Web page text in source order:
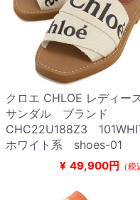
クロエ CHLOE レディー
サンダル ブランド
CHC22U188Z3
ホワイト系 shoes-01
¥ 49,900円 （税